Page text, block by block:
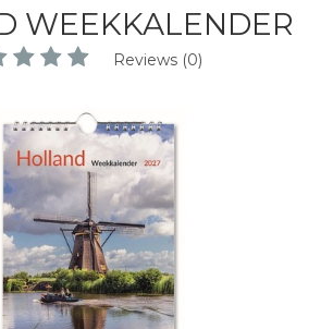
WEEKKALENDER
Reviews (0)
review!